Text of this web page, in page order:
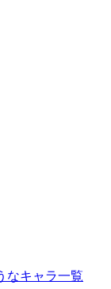
なキャラ一覧